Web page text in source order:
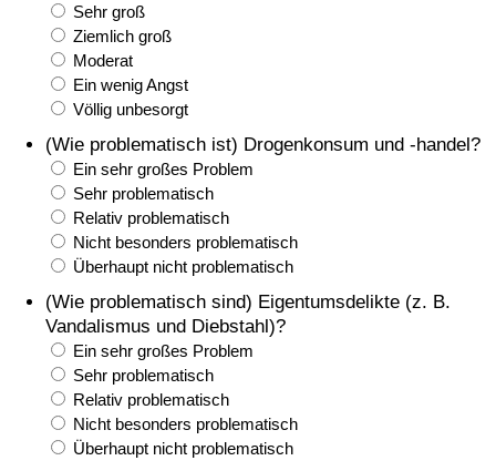
Sehr groß
Ziemlich groß
Moderat
Ein wenig Angst
Völlig unbesorgt
(Wie problematisch ist) Drogenkonsum und -handel?
Ein sehr großes Problem
Sehr problematisch
Relativ problematisch
Nicht besonders problematisch
Überhaupt nicht problematisch
(Wie problematisch sind) Eigentumsdelikte (z. B.
Vandalismus und Diebstahl)?
Ein sehr großes Problem
Sehr problematisch
Relativ problematisch
Nicht besonders problematisch
Überhaupt nicht problematisch